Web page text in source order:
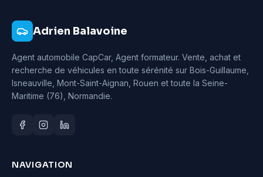
Adrien Balavoine
Agent automobile CapCar, Agent formateur. Vente, achat et
recherche de véhicules en toute sérénité sur Bois-Guillaume,
Isneauville, Mont-Saint-Aignan, Rouen et toute la Seine-
Maritime (76), Normandie.
NAVIGATION